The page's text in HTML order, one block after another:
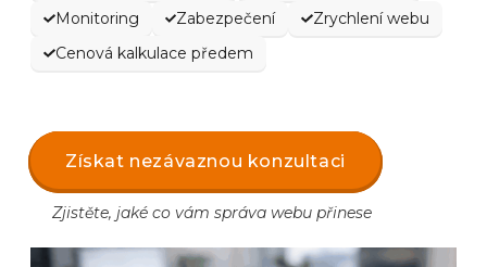
Monitoring
Zabezpečení
Zrychlení webu
Cenová kalkulace předem
Získat nezávaznou konzultaci
Zjistěte, jaké co vám správa webu přinese